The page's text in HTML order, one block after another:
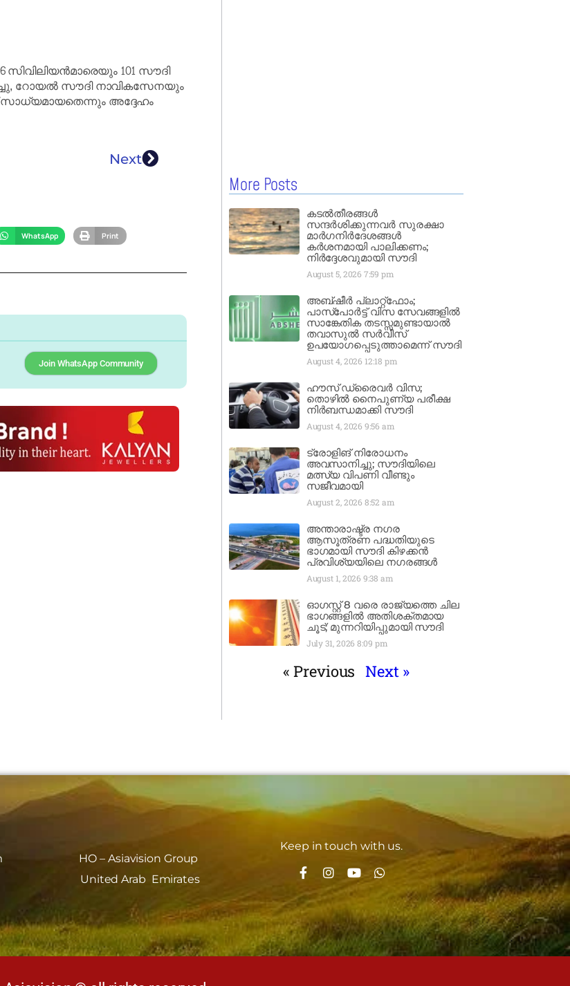
101 സൗദി
റോയൽ സൗദി നാവികസേനയും
അദ്ദേഹം
Next
WhatsApp Print
Join WhatsApp Community
More Posts
കടൽതീരങ്ങൾ
സന്ദർശിക്കുന്നവർ സുരക്ഷാ
മാർഗനിർദേശങ്ങൾ
കർശനമായി പാലിക്കണം;
നിർദ്ദേശവുമായി സൗദി
August 5, 20267:59 pm
അബ്ഷീർ പ്ലാറ്റ്‌ഫോം;
പാസ്‌പോർട്ട് വിസ സേവങ്ങളിൽ
സാങ്കേതിക തടസ്സമുണ്ടായാൽ
തവാസുൽ സർവീസ്
ഉപയോഗപ്പെടുത്താമെന്ന് സൗദി
August 4, 2026 12:18 pm
ഹൗസ് ഡ്രൈവർ വിസ;
തൊഴിൽ നൈപുണ്യ പരീക്ഷ
നിർബന്ധമാക്കി സൗദി
August 4, 20269:56 am
ട്രോളിങ് നിരോധനം
അവസാനിച്ചു; സൗദിയിലെ
മത്സ്യ വിപണി വീണ്ടും
സജീവമായി
August 2, 20268:52 am
അന്താരാഷ്ട്ര നഗര
ആസൂത്രണ പദ്ധതിയുടെ
ഭാഗമായി സൗദി കിഴക്കൻ
പ്രവിശ്യയിലെ നഗരങ്ങൾ
August 1, 20269:38 am
ഓഗസ്റ്റ് 8 വരെ രാജ്യത്തെ ചില
ഭാഗങ്ങളിൽ അതിശക്തമായ
ചൂട്; മുന്നറിയിപ്പുമായി സൗദി
July 31, 20268:09 pm
« Previous Next »
HO – Asiavision Group
United Arab Emirates
Keep in touch with us.